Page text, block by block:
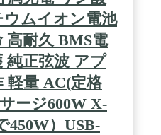
1日1回使用しても、約10
能です。また、リン酸鉄
は、環境に有害な金属を
も優れており、RIVER 2
下などの厳しい環境に
きます。ポータブル電源
ップクラスの製品安全保
社の認証を取得。 / 【業
RIVER 2 Max / RIVER 2
ウムイオン電池
高耐久 BMS電
純正弦波 アプ
軽量 AC(定格
ージ600W X-
450W）USB-